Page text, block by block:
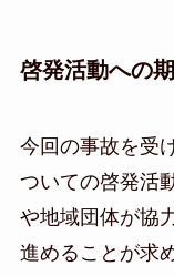
啓発活動への
今回の事故を受
ついての啓発活
や地域団体が協
進めることが求